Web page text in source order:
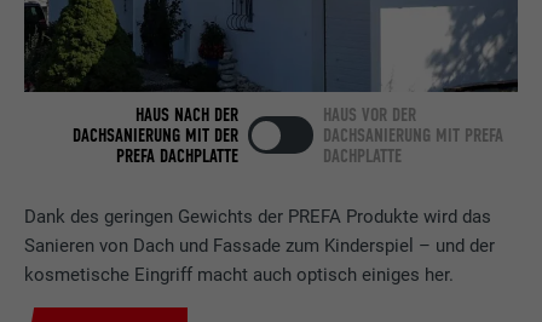
Dank des geringen Gewichts der PREFA Produkte wird das
Sanieren von Dach und Fassade zum Kinderspiel – und der
kosmetische Eingriff macht auch optisch einiges her.
HAUS NACH DER
DACHSANIERUNG MIT DER
PREFA DACHPLATTE
HAUS VOR DER
DACHSANIERUNG MIT PREFA
DACHPLATTE
Name bscookie
LinkedIn
Zweck
Verwendet vom Social-Networking-Dienst
LinkedIn für die Verfolgung der
Verwendung von eingebetteten
Dienstleistungen.